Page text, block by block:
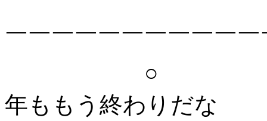
￣￣￣￣￣￣￣￣￣￣￣
○ ＼ ＼
年ももう終わりだな